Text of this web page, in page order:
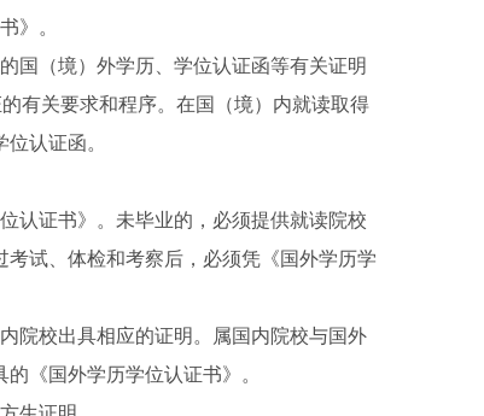
》。
国（境）外学历、学位认证函等有关证明
有关要求和程序。在国（境）内就读取得
认证函。
认证书》。未毕业的，必须提供就读院校
试、体检和考察后，必须凭《国外学历学
院校出具相应的证明。属国内院校与国外
《国外学历学位认证书》。